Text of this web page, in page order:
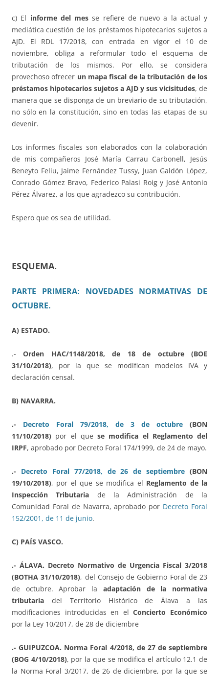
c) El informe del mes se refiere de nuevo a la actual y
mediática cuestión de los préstamos hipotecarios sujetos a
AJD. El RDL 17/2018, con entrada en vigor el 10 de
noviembre, obliga a reformular todo el esquema de
tributación de los mismos. Por ello, se considera
provechoso ofrecer un mapa fiscal de la tributación de los
préstamos hipotecarios sujetos a AJD y sus vicisitudes, de
manera que se disponga de un breviario de su tributación,
no sólo en la constitución, sino en todas las etapas de su
devenir.
Los informes fiscales son elaborados con la colaboración
de mis compañeros José María Carrau Carbonell, Jesús
Beneyto Feliu, Jaime Fernández Tussy, Juan Galdón López,
Conrado Gómez Bravo, Federico Palasi Roig y José Antonio
Pérez Álvarez, a los que agradezco su contribución.
Espero que os sea de utilidad.
ESQUEMA.
PARTE PRIMERA: NOVEDADES NORMATIVAS DE
OCTUBRE.
A) ESTADO.
.-Orden HAC/1148/2018, de 18 de octubre (BOE
31/10/2018), por la que se modifican modelos IVA y
declaración censal.
B) NAVARRA.
.- Decreto Foral 79/2018, de 3 de octubre (BON
11/10/2018) por el que se modifica el Reglamento del
IRPF, aprobado por Decreto Foral 174/1999, de 24 de mayo.
.- Decreto Foral 77/2018, de 26 de septiembre (BON
19/10/2018), por el que se modifica el Reglamento de la
Inspección Tributaria de la Administración de la
Comunidad Foral de Navarra, aprobado por Decreto Foral
152/2001, de 11 de junio.
C) PAÍS VASCO.
.- ÁLAVA. Decreto Normativo de Urgencia Fiscal 3/2018
(BOTHA 31/10/2018), del Consejo de Gobierno Foral de 23
de octubre. Aprobar la adaptación de la normativa
tributaria del Territorio Histórico de Álava a las
modificaciones introducidas en elConcierto Económico
por la Ley 10/2017, de 28 de diciembre
.- GUIPUZCOA. Norma Foral 4/2018, de 27 de septiembre
(BOG 4/10/2018), por la que se modifica el artículo 12.1 de
la Norma Foral 3/2017, de 26 de diciembre, por la que se